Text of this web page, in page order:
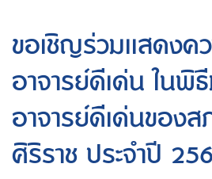
ขอเชิญร่วมเเสดง
อาจารย์ดีเด่น ในพิ
อาจารย์ดีเด่นของส
ศิริราช ประจำปี